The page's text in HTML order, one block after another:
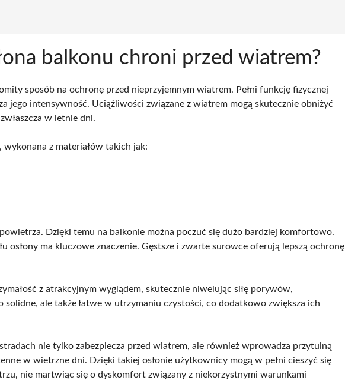
balkonu chroni przed wiatrem?
sposób na ochronę przed nieprzyjemnym wiatrem. Pełni funkcję fizycznej
jego intensywność. Uciążliwości związane z wiatrem mogą skutecznie obniżyć
w letnie dni.
wykonana z materiałów takich jak:
Dzięki temu na balkonie można poczuć się dużo bardziej komfortowo.
osłony ma kluczowe znaczenie. Gęstsze i zwarte surowce oferują lepszą ochronę
z atrakcyjnym wyglądem, skutecznie niwelując siłę porywów,
solidne, ale także łatwe w utrzymaniu czystości, co dodatkowo zwiększa ich
nie tylko zabezpiecza przed wiatrem, ale również wprowadza przytulną
w wietrzne dni. Dzięki takiej osłonie użytkownicy mogą w pełni cieszyć się
nie martwiąc się o dyskomfort związany z niekorzystnymi warunkami